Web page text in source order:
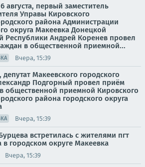
августа, первый заместитель
Управы Кировского
района Администрации
округа Макеевка Донецкой
Республики Андрей Коренев провел
в общественной приемной...
Вчера, 15:39
депутат Макеевского городского
Подгорный провел приём
общественной приемной Кировского
района городского округа
Вчера, 15:39
встретилась с жителями пгт
в городском округе Макеевка
Вчера, 15:39